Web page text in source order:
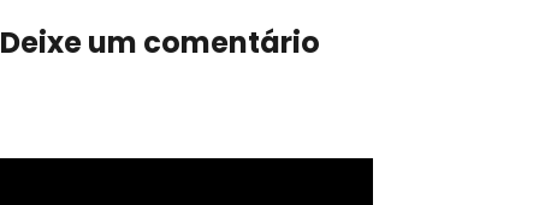
Deixe um comentário